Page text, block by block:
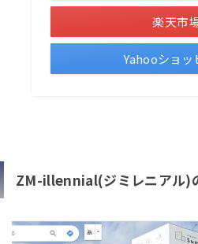
楽天市
Yahooショッ
ZM-illennial(ジミレニアル)